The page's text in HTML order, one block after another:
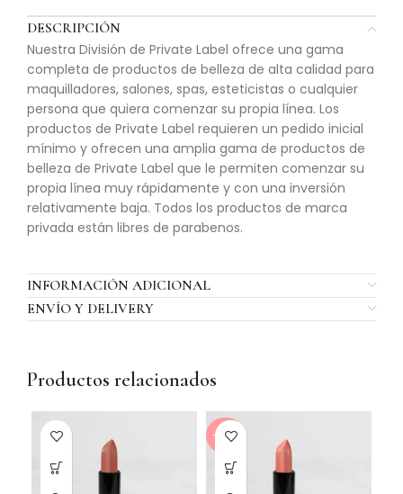
DESCRIPCIÓN
Nuestra División de Private Label ofrece una gama
completa de productos de belleza de alta calidad para
maquilladores, salones, spas, esteticistas o cualquier
persona que quiera comenzar su propia línea. Los
productos de Private Label requieren un pedido inicial
mínimo y ofrecen una amplia gama de productos de
belleza de Private Label que le permiten comenzar su
propia línea muy rápidamente y con una inversión
relativamente baja. Todos los productos de marca
privada están libres de parabenos.
INFORMACIÓN ADICIONAL
ENVÍO Y DELIVERY
Productos relacionados
-20%